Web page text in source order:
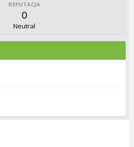
REPUTACJA
0
Neutral